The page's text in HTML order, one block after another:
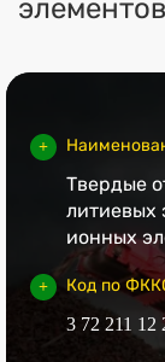
элементов
Твердые
литиевых
ионных
Код по
3 72 211 12